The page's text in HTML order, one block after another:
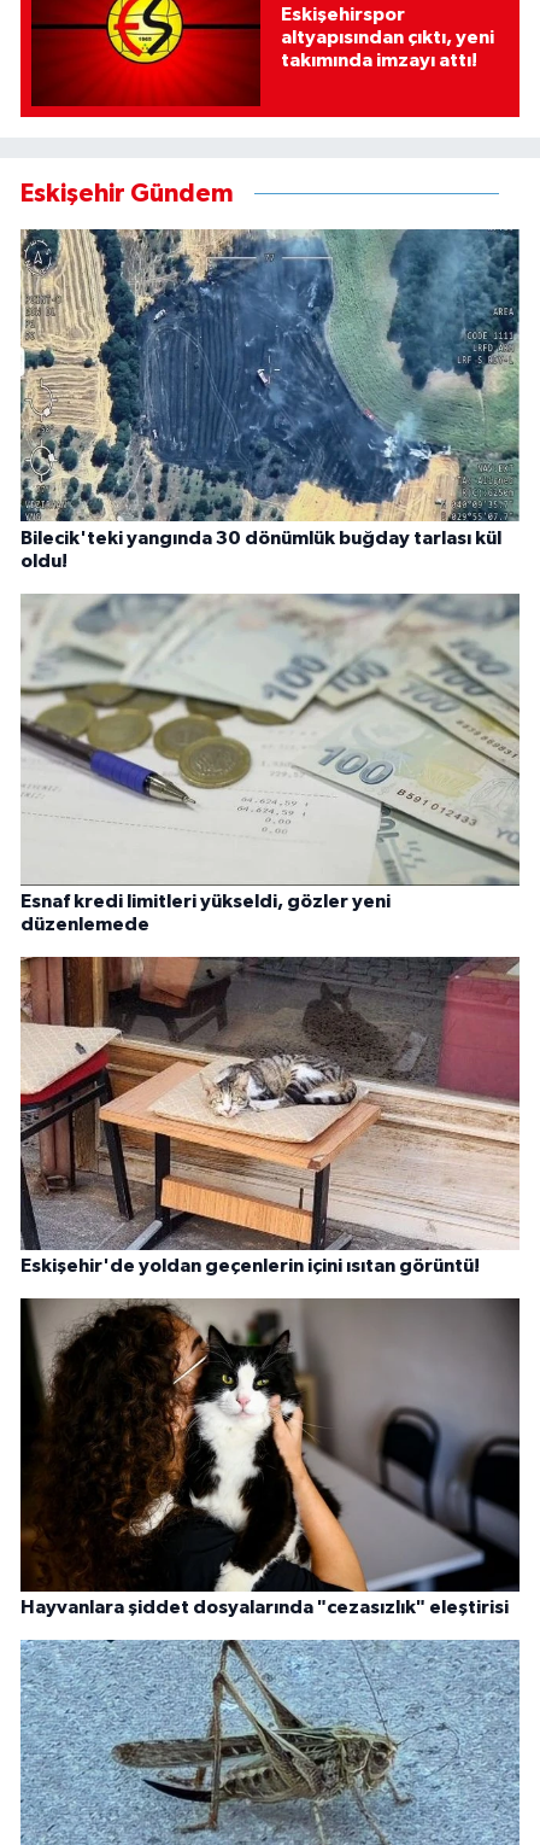
Eskişehirspor
altyapısından çıktı, yeni
takımında imzayı attı!
Eskişehir Gündem
Bilecik'teki yangında 30 dönümlük buğday tarlası kül
oldu!
Esnaf kredi limitleri yükseldi, gözler yeni
düzenlemede
Eskişehir'de yoldan geçenlerin içini ısıtan görüntü!
Hayvanlara şiddet dosyalarında "cezasızlık" eleştirisi